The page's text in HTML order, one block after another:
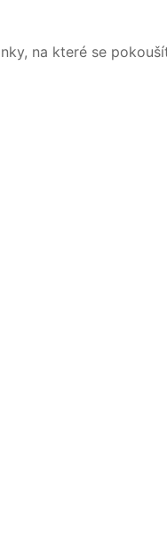
na které se